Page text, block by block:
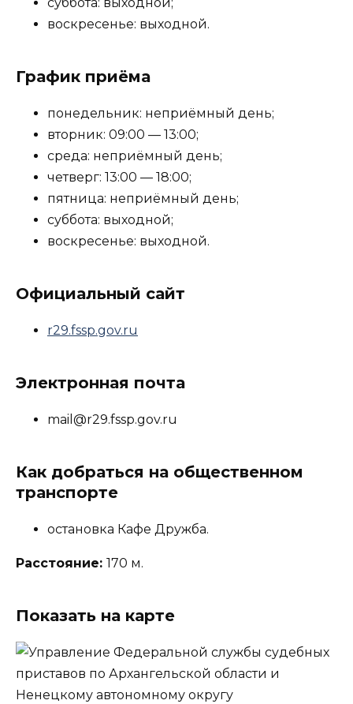
суббота: выходной;
воскресенье: выходной.
График приёма
понедельник: неприёмный день;
вторник: 09:00 — 13:00;
среда: неприёмный день;
четверг: 13:00 — 18:00;
пятница: неприёмный день;
суббота: выходной;
воскресенье: выходной.
Официальный сайт
r29.fssp.gov.ru
Электронная почта
mail@r29.fssp.gov.ru
Как добраться на общественном
транспорте
остановка Кафе Дружба.
Расстояние: 170 м.
Показать на карте